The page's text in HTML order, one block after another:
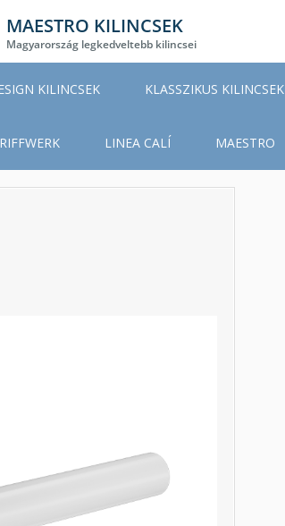
MAESTRO KILINCSEK
Magyarország legkedveltebb kilincsei
KILINCSEK KLASSZIKUS KILINCSEK
LINEA CALÍ MAESTRO